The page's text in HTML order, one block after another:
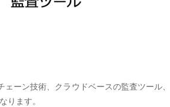
ーン技術、クラウドベースの監査ツール
ります。